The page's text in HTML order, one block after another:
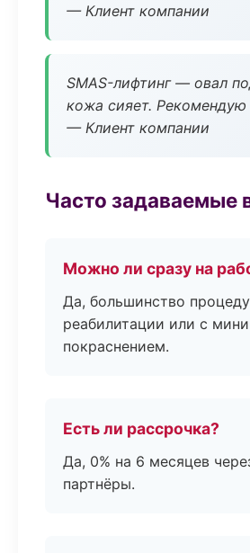
— Клиент компании
SMAS-лифтинг — овал
кожа сияет. Рекомендую
— Клиент компании
Часто задаваемые
Можно ли сразу на
Да, большинство
реабилитации или с
покраснением.
Есть ли рассрочка?
Да, 0% на 6 месяцев
партнёры.